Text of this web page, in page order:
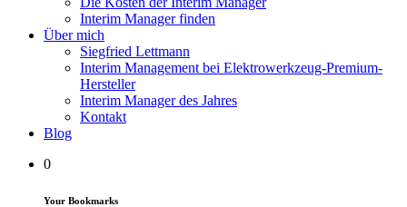
Interim Manager finden
Über mich
Siegfried Lettmann
Interim Management bei Elektrowerkzeug-Premium-
Hersteller
Interim Manager des Jahres
Kontakt
Blog
0
Your Bookmarks